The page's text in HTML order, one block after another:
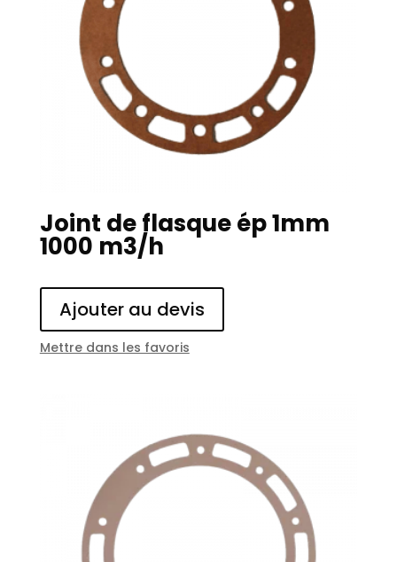
Joint de flasque ép 1mm
1000 m3/h
Ajouter au devis
Mettre dans les favoris